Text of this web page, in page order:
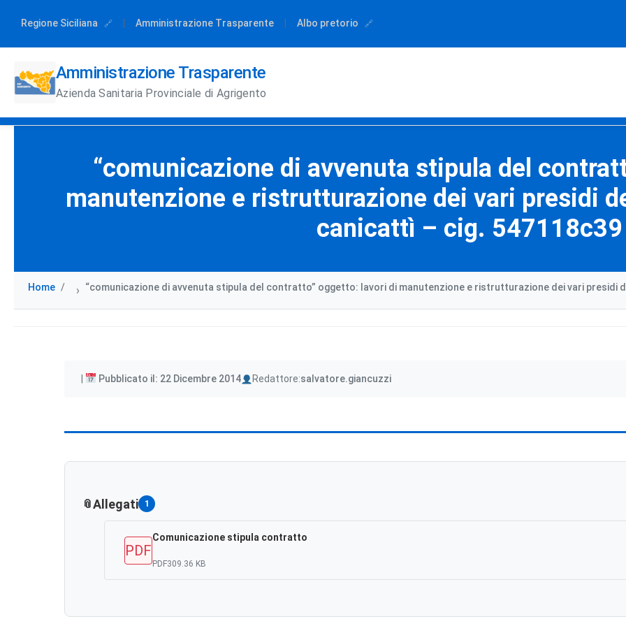
Regione Siciliana Amministrazione Trasparente Albo pretorio
Amministrazione Trasparente
Azienda Sanitaria Provinciale di Agrigento
“comunicazione di avvenuta stipula del
manutenzione e ristrutturazione dei vari presidi
canicattì – cig. 547118c39
Home › “comunicazione di avvenuta stipula del contratto” oggetto: lavori di manutenzione e ristrutturazione dei vari
Pubblicato il: 22 Dicembre 2014 Redattore:
Author salvatore.giancuzzi
Allegati 1
PDF
Comunicazione stipula contratto
PDF309.36 KB